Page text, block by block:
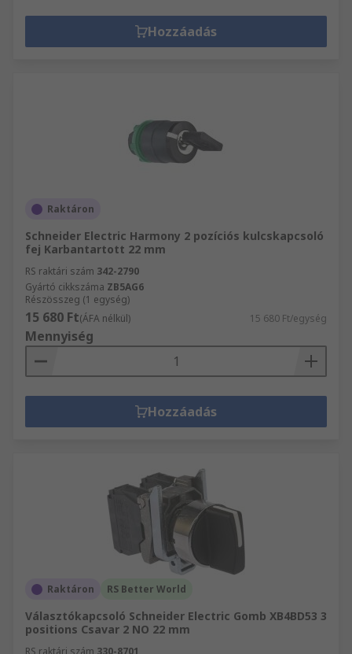
Hozzáadás
Raktáron
Schneider Electric Harmony 2 pozíciós kulcskapcsoló
fej Karbantartott 22 mm
RS raktári szám 342-2790
Gyártó cikkszáma ZB5AG6
Részösszeg (1 egység)
15 680 Ft(ÁFA nélkül) 15 680 Ft/egység
Mennyiség
Hozzáadás
Raktáron RS Better World
Választókapcsoló Schneider Electric Gomb XB4BD53 3
positions Csavar 2 NO 22 mm
RS raktári szám 330-8701